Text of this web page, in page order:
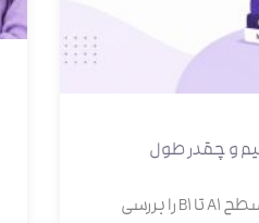
و چقدر طول
در این مقاله مسیر یادگیری زبان آلمانی از سطح A1 تا B1 را بررسی